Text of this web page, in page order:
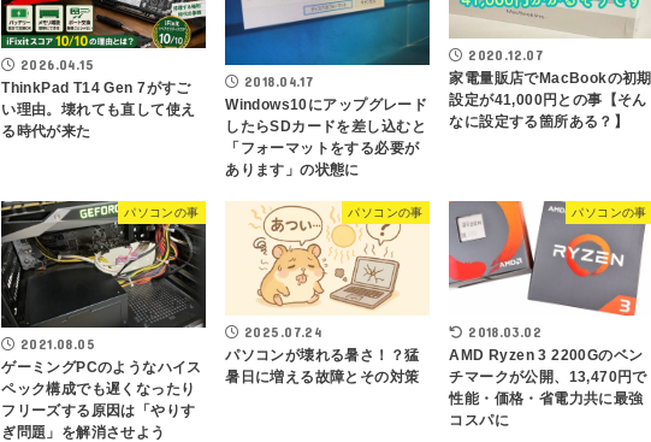
2026.04.15
ThinkPad T14 Gen 7がすご
い理由。壊れても直して使え
る時代が来た
2018.04.17
Windows10にアップグレード
したらSDカードを差し込むと
「フォーマットをする必要が
あります」の状態に
2020.12.07
家電量販店でMacBookの初期
設定が41,000円との事【そん
なに設定する箇所ある？】
パソコンの事
2021.08.05
ゲーミングPCのようなハイス
ペック構成でも遅くなったり
フリーズする原因は「やりす
ぎ問題」を解消させよう
パソコンの事
2025.07.24
パソコンが壊れる暑さ！？猛
暑日に増える故障とその対策
パソコンの事
2018.03.02
AMD Ryzen 3 2200Gのベン
チマークが公開、13,470円で
性能・価格・省電力共に最強
コスパに